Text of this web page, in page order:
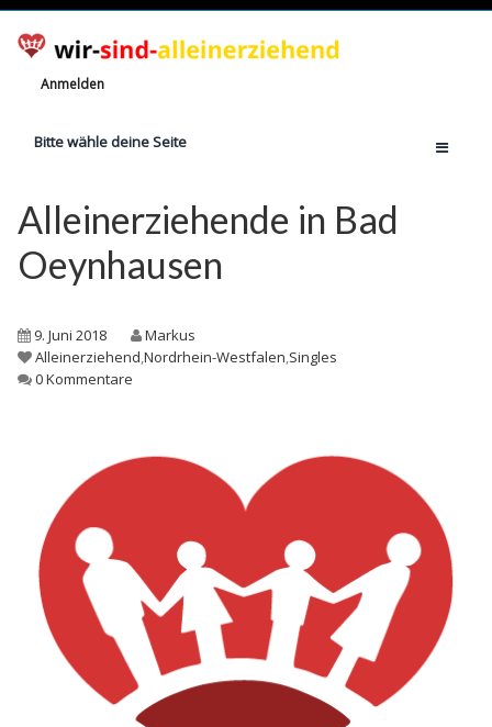
Anmelden
Bitte wähle deine Seite
Jetzt registrieren!
Ratgeber
Finanzielle Hilfe
Witze
Alleinerziehende in Bad
Oeynhausen
9. Juni 2018
Markus
Alleinerziehend,Nordrhein-Westfalen,Singles
0 Kommentare